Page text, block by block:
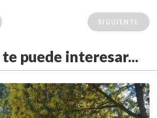
SIGUIENTE
puede interesar...